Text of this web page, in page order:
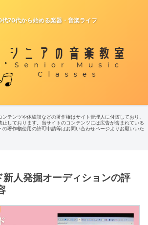
70代から始める楽器・音楽ライフ
テンツや体験談などの著作権はサイト管理人に付随しており、
しております。当サイトのコンテンツには広告が含まれている
著作物使用の許可申請等はお問い合わせページよりお願いいた
新人発掘オーディションの評